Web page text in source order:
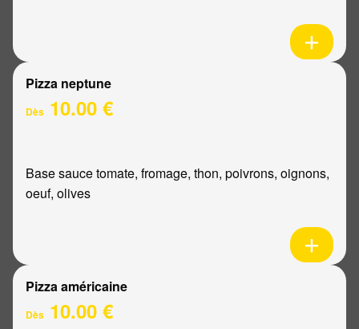
Pizza neptune
Dès 10.00 €
Base sauce tomate, fromage, thon, poivrons, oignons,
oeuf, olives
Pizza américaine
Dès 10.00 €